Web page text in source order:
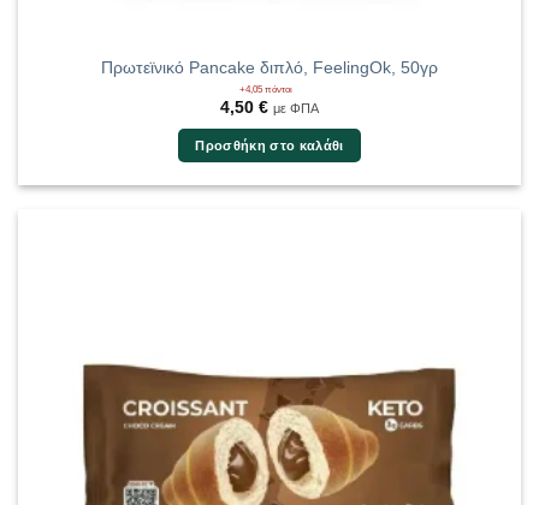
Πρωτεϊνικό Pancake διπλό, FeelingOk, 50γρ
+4,05 πόντοι
4,50 € με ΦΠΑ
Προσθήκη στο καλάθι